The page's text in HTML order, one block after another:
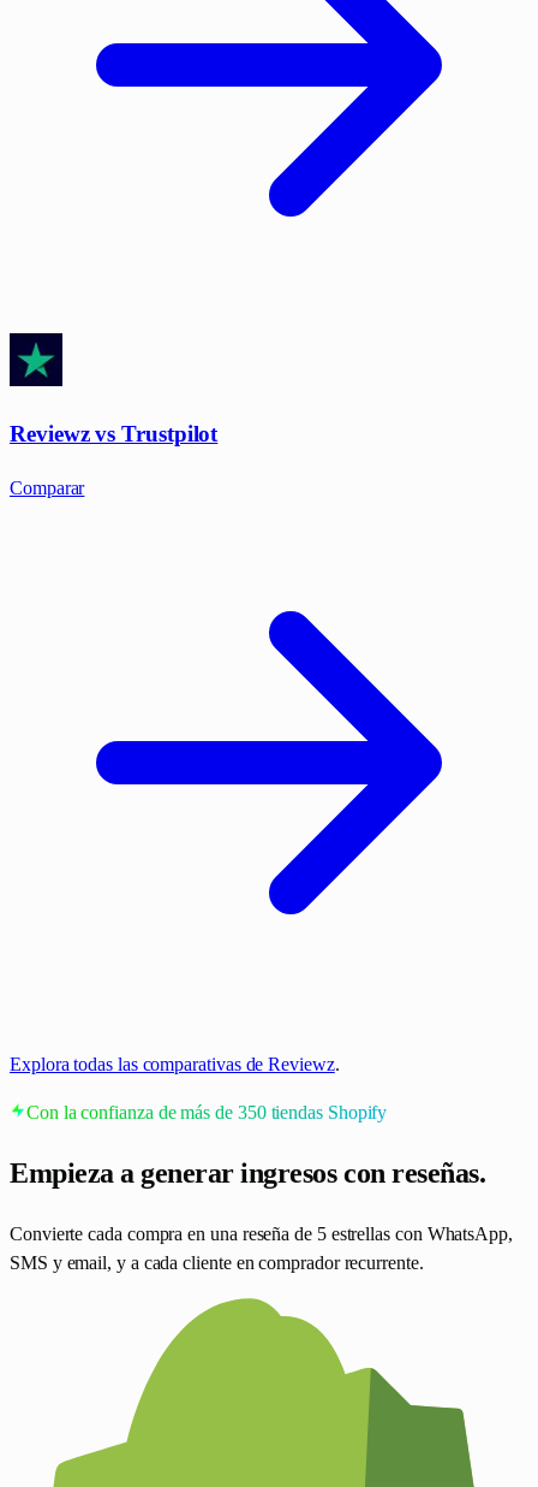
Reviewz vs Trustpilot
Comparar
Explora todas las comparativas de Reviewz.
Con la confianza de más de 350 tiendas Shopify
Empieza a generar ingresos con reseñas.
Convierte cada compra en una reseña de 5 estrellas con WhatsApp,
SMS y email, y a cada cliente en comprador recurrente.